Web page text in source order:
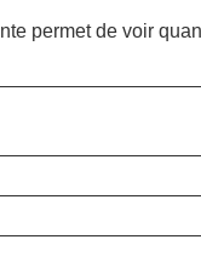
permet de voir